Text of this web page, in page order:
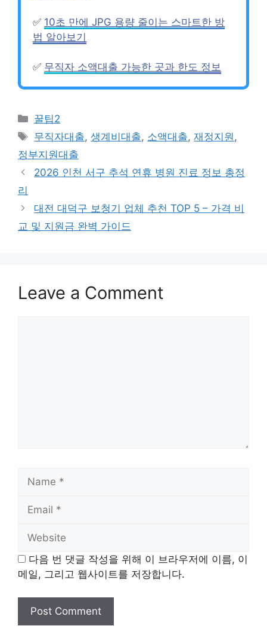
✅ 10초 만에 JPG 용량 줄이는 스마트한 방
법 알아보기
✅ 무직자 소액대출 가능한 곳과 한도 정보
Categories
꿀팁2
Tags
무직자대출,생계비대출, 소액대출,재정지원 ,
정부지원대출
2026 인천 서구 추석 연휴 병원 진료 정보 총정
리
대전 대덕구 보청기 업체 추천 TOP 5 – 가격 비
교 및 지원금 완벽 가이드
Leave a Comment
Name
Email
Website
다음 번 댓글 작성을 위해 이 브라우저에 이름, 이
메일, 그리고 웹사이트를 저장합니다.